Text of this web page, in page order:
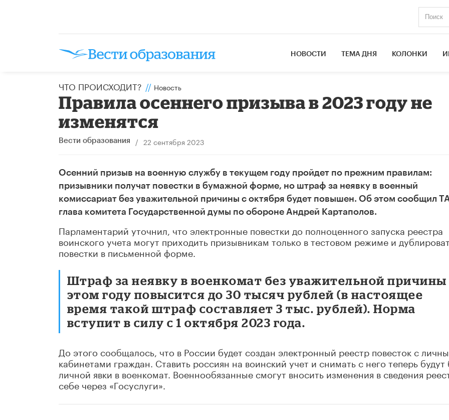
НОВОСТИ ТЕМА ДНЯ КОЛОНКИ
ЧТО ПРОИСХОДИТ? // Новость
Правила осеннего призыва в 2023 году не
изменятся
Вести образования / 22 сентября 2023
Осенний призыв на военную службу в текущем году пройдет по прежним правилам:
призывники получат повестки в бумажной форме, но штраф за неявку в военный
комиссариат без уважительной причины с октября будет повышен. Об этом сообщил
глава комитета Государственной думы по обороне Андрей Картаполов.
Парламентарий уточнил, что электронные повестки до полноценного запуска реестра
воинского учета могут приходить призывникам только в тестовом режиме и
повестки в письменной форме.
Штраф за неявку в военкомат без уважительной причины
этом году повысится до 30 тысяч рублей (в настоящее
время такой штраф составляет 3 тыс. рублей). Норма
вступит в силу с 1 октября 2023 года.
До этого сообщалось, что в России будет создан электронный реестр повесток с
кабинетами граждан. Ставить россиян на воинский учет и снимать с него теперь будут
личной явки в военкомат. Военнообязанные смогут вносить изменения в сведения
себе через «Госуслуги».